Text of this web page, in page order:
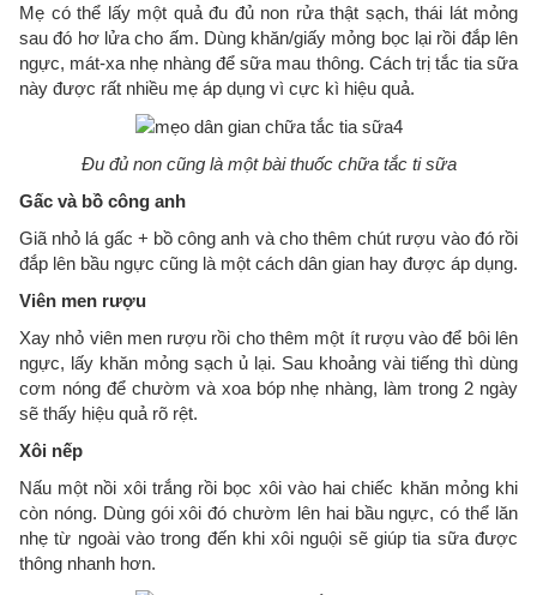
Mẹ có thể lấy một quả đu đủ non rửa thật sạch, thái lát mỏng
sau đó hơ lửa cho ấm. Dùng khăn/giấy mỏng bọc lại rồi đắp lên
ngực, mát-xa nhẹ nhàng để sữa mau thông. Cách trị tắc tia sữa
này được rất nhiều mẹ áp dụng vì cực kì hiệu quả.
Đu đủ non cũng là một bài thuốc chữa tắc ti sữa
Gấc và bồ công anh
Giã nhỏ lá gấc + bồ công anh và cho thêm chút rượu vào đó rồi
đắp lên bầu ngực cũng là một cách dân gian hay được áp dụng.
Viên men rượu
Xay nhỏ viên men rượu rồi cho thêm một ít rượu vào để bôi lên
ngực, lấy khăn mỏng sạch ủ lại. Sau khoảng vài tiếng thì dùng
cơm nóng để chườm và xoa bóp nhẹ nhàng, làm trong 2 ngày
sẽ thấy hiệu quả rõ rệt.
Xôi nếp
Nấu một nồi xôi trắng rồi bọc xôi vào hai chiếc khăn mỏng khi
còn nóng. Dùng gói xôi đó chườm lên hai bầu ngực, có thể lăn
nhẹ từ ngoài vào trong đến khi xôi nguội sẽ giúp tia sữa được
thông nhanh hơn.